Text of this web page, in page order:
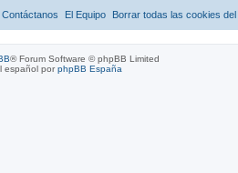
Borrar todas las cookies del
El Equipo
Contáctanos
® Forum Software © phpBB Limited
español porphpBB España